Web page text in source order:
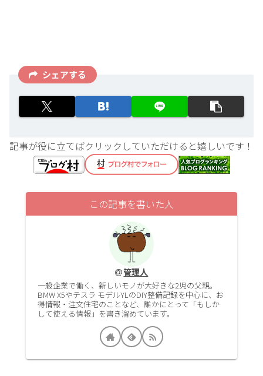
シェアする
記事が役に立てばクリックしていただけると嬉しいです！
この記事を書いた人
管理人
一般企業で働く、新しいモノが大好きな2児の父親。
BMW X5やテスラ モデルYLのDIY整備記録を中心に、お
得情報・注文住宅のことなど、誰かにとって「もしか
して使える情報」を書き溜めています。